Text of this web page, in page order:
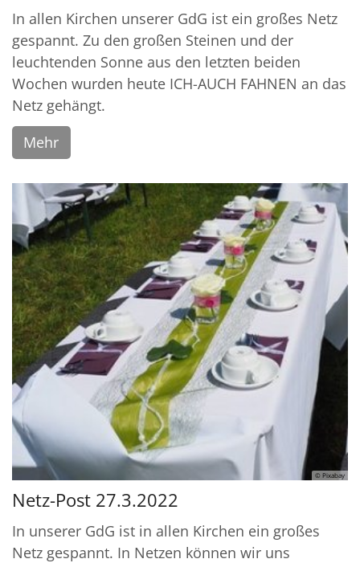
In allen Kirchen unserer GdG ist ein großes Netz
gespannt. Zu den großen Steinen und der
leuchtenden Sonne aus den letzten beiden
Wochen wurden heute ICH-AUCH FAHNEN an das
Netz gehängt.
Mehr
© Pixabay
Netz-Post 27.3.2022
In unserer GdG ist in allen Kirchen ein großes
Netz gespannt. In Netzen können wir uns